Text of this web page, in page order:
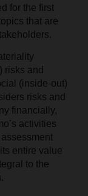
for the first
that are
risks and
(inside-out)
risks and
financially,
activities
entire value
to the